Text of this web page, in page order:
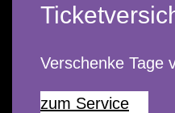
Verschenke Tage
zum Service